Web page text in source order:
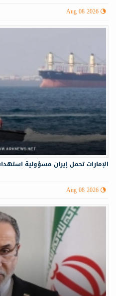
Aug 08 2026
الإمارات تحمل إيران مسؤولية
Aug 08 2026